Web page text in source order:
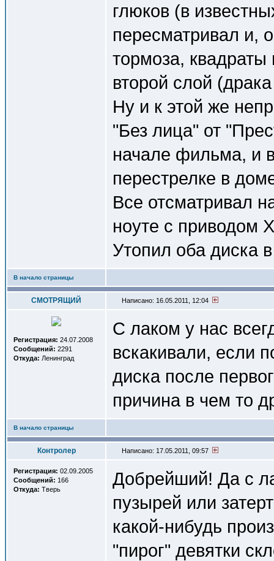
глюков (в
пересматривал и,
тормоза, квадраты
второй слой
Ну и к этой же
"Без лица" от
начале фильма, и
перестрелке в
Все отсматривал
ноуте с приводом
Утопил оба диска
В начало страницы
СМОТРЯЩИЙ Написано: 16.05.2011, 12:04
Регистрация: 24.07.2008
Сообщений: 2291
Откуда: Ленинград
С лаком у нас
вскакивали, если
диска после
причина в чем то
В начало страницы
Контролер Написано: 17.05.2011, 09:57
Регистрация: 02.09.2005
Сообщений: 166
Откуда: Тверь
Добрейший! Да с
пузырей или
какой-нибудь
"пирог" девятки